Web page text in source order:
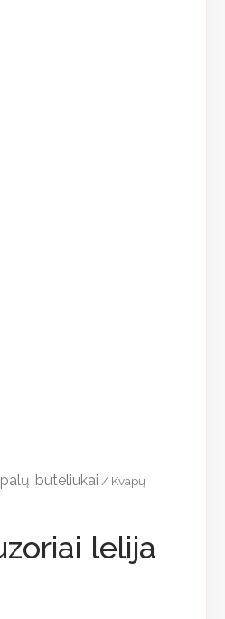
buteliukai / Kvapų
lelija